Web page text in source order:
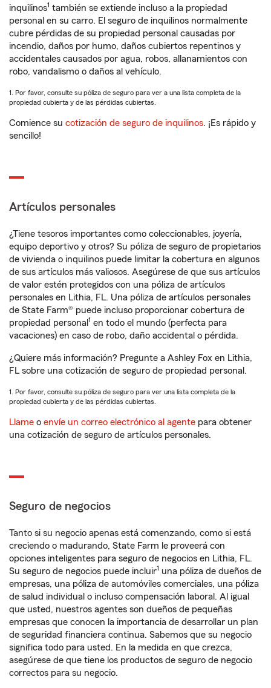
inquilinos1 también se extiende incluso a la propiedad
personal en su carro. El seguro de inquilinos normalmente
cubre pérdidas de su propiedad personal causadas por
incendio, daños por humo, daños cubiertos repentinos y
accidentales causados por agua, robos, allanamientos con
robo, vandalismo o daños al vehículo.
1. Por favor, consulte su póliza de seguro para ver a una lista completa de la
propiedad cubierta y de las pérdidas cubiertas.
Comience su cotización de seguro de inquilinos. ¡Es rápido y
sencillo!
Artículos personales
¿Tiene tesoros importantes como coleccionables, joyería,
equipo deportivo y otros? Su póliza de seguro de propietarios
de vivienda o inquilinos puede limitar la cobertura en algunos
de sus artículos más valiosos. Asegúrese de que sus artículos
de valor estén protegidos con una póliza de artículos
personales en Lithia, FL. Una póliza de artículos personales
de State Farm® puede incluso proporcionar cobertura de
propiedad personal 1 en todo el mundo (perfecta para
vacaciones) en caso de robo, daño accidental o pérdida.
¿Quiere más información? Pregunte a Ashley Fox en Lithia,
FL sobre una cotización de seguro de propiedad personal.
1. Por favor, consulte su póliza de seguro para ver una lista completa de la
propiedad cubierta y de las pérdidas cubiertas.
Llame o envíe un correo electrónico al agente para obtener
una cotización de seguro de artículos personales.
Seguro de negocios
Tanto si su negocio apenas está comenzando, como si está
creciendo o madurando, State Farm le proveerá con
opciones inteligentes para seguro de negocios en Lithia, FL.
Su seguro de negocios puede incluir1 una póliza de dueños de
empresas, una póliza de automóviles comerciales, una póliza
de salud individual o incluso compensación laboral. Al igual
que usted, nuestros agentes son dueños de pequeñas
empresas que conocen la importancia de desarrollar un plan
de seguridad financiera continua. Sabemos que su negocio
significa todo para usted. En la medida en que crezca,
asegúrese de que tiene los productos de seguro de negocio
correctos para su negocio.